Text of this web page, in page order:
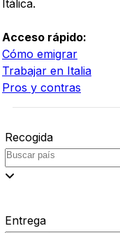
Itálica.
Acceso rápido:
Cómo emigrar
Trabajar en Italia
Pros y contras
Recogida
Entrega